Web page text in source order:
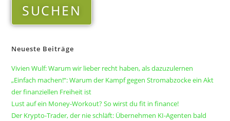
SUCHEN
Neueste Beiträge
Vivien Wulf: Warum wir lieber recht haben, als dazuzulernen
„Einfach machen!“: Warum der Kampf gegen Stromabzocke ein Akt
der finanziellen Freiheit ist
Lust auf ein Money-Workout? So wirst du fit in finance!
Der Krypto-Trader, der nie schläft: Übernehmen KI-Agenten bald